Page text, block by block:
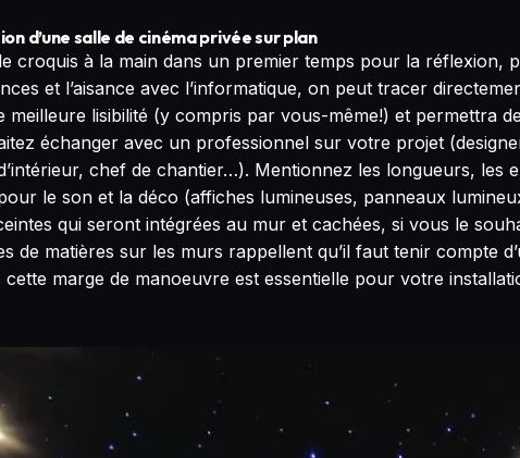
d’une salle de cinéma privée sur plan
croquis à la main dans un premier temps pour la réflexion,
et l’aisance avec l’informatique, on peut tracer
meilleure lisibilité (y compris par vous-même!) et permettra
échanger avec un professionnel sur votre projet
chef de chantier…). Mentionnez les longueurs, les
le son et la déco (affiches lumineuses, panneaux
qui seront intégrées au mur et cachées, si vous le
de matières sur les murs rappellent qu’il faut tenir compte
cette marge de manoeuvre est essentielle pour votre